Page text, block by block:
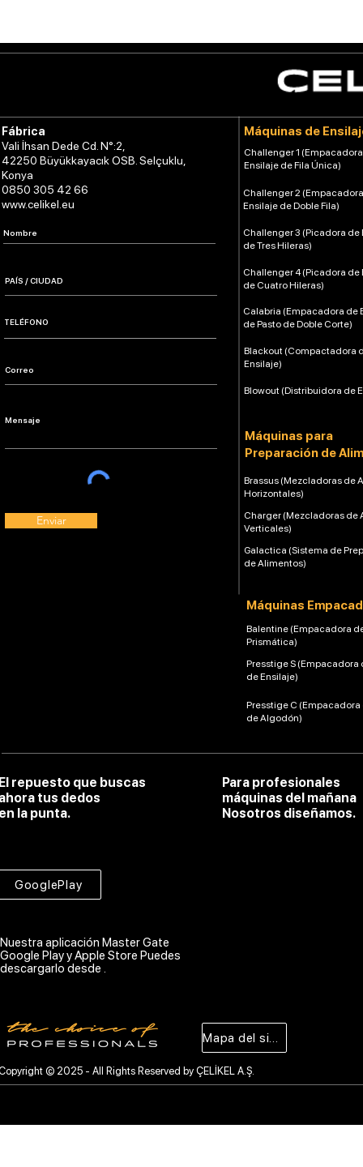
Fábrica
Vali İhsan Dede Cd. N°:2,
42250 Büyükkayacık OSB. Selçuklu,
Konya
0850 305 42 66
www.celikel.eu
Enviar
Máquinas de
Challenger 1
Ensilaje de Fila Única)
Challenger 2
Ensilaje de Doble Fila)
Calabria (Empacadora de
de Pasto de Doble Corte)
Blackout (Compactadora
Ensilaje)
Blowout (Distribuidora de
Máquinas para
Preparación de
Challenger 4 (Picadora de
de Cuatro Hileras)
Challenger 3 (Picadora de
de Tres Hileras)
Brassus (Mezcladoras de
Horizontales)
Charger (Mezcladoras de
Verticales)
Galactica (Sistema de
de Alimentos)
Máquinas
Balentine (Empacadora
Prismática)
Presstige S (Empacadora
de Ensilaje)
Presstige C (Empacadora
de Algodón)
repuesto que buscas
tus dedos
la punta.
Para profesionales
máquinas del mañana
Nosotros diseñamos.
GooglePlay
Nuestra aplicación Master Gate
Google Play y Apple Store Puedes
descargarlo desde .
© 2025 - All Rights Reserved by ÇELİKEL A.Ş.